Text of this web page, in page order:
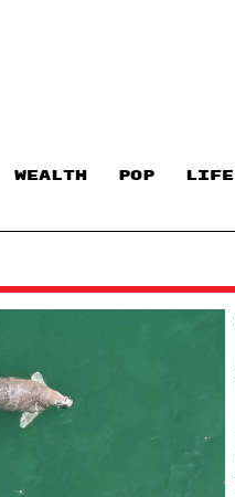
WEALTH POP LIFE